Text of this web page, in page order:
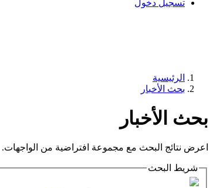
تسجيل دخول
الرئيسية
بحث الأخبار
بحث الأخبار
اعرض نتائج البحث مع مجموعة افتراضية من الواجهات.
شريط البحث